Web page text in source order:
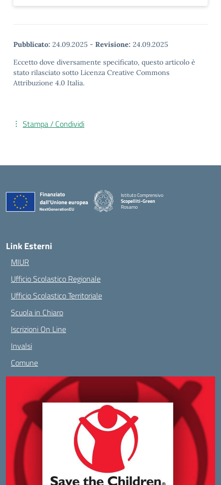
Pubblicato: 24.09.2025 - Revisione: 24.09.2025
Eccetto dove diversamente specificato, questo articolo è
stato rilasciato sotto Licenza Creative Commons
Attribuzione 4.0 Italia.
Stampa / Condividi
Istituto Comprensivo
Scopelliti-Green
Rosarno
Link Esterni
MIUR
Ufficio Scolastico Regionale
Ufficio Scolastico Territoriale
Scuola in Chiaro
Iscrizioni On Line
Invalsi
Comune